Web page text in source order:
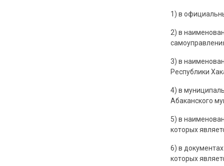
1) в
2) в
3) в
Республики
4) в
Абаканского
5) в
которых
6) в
которых